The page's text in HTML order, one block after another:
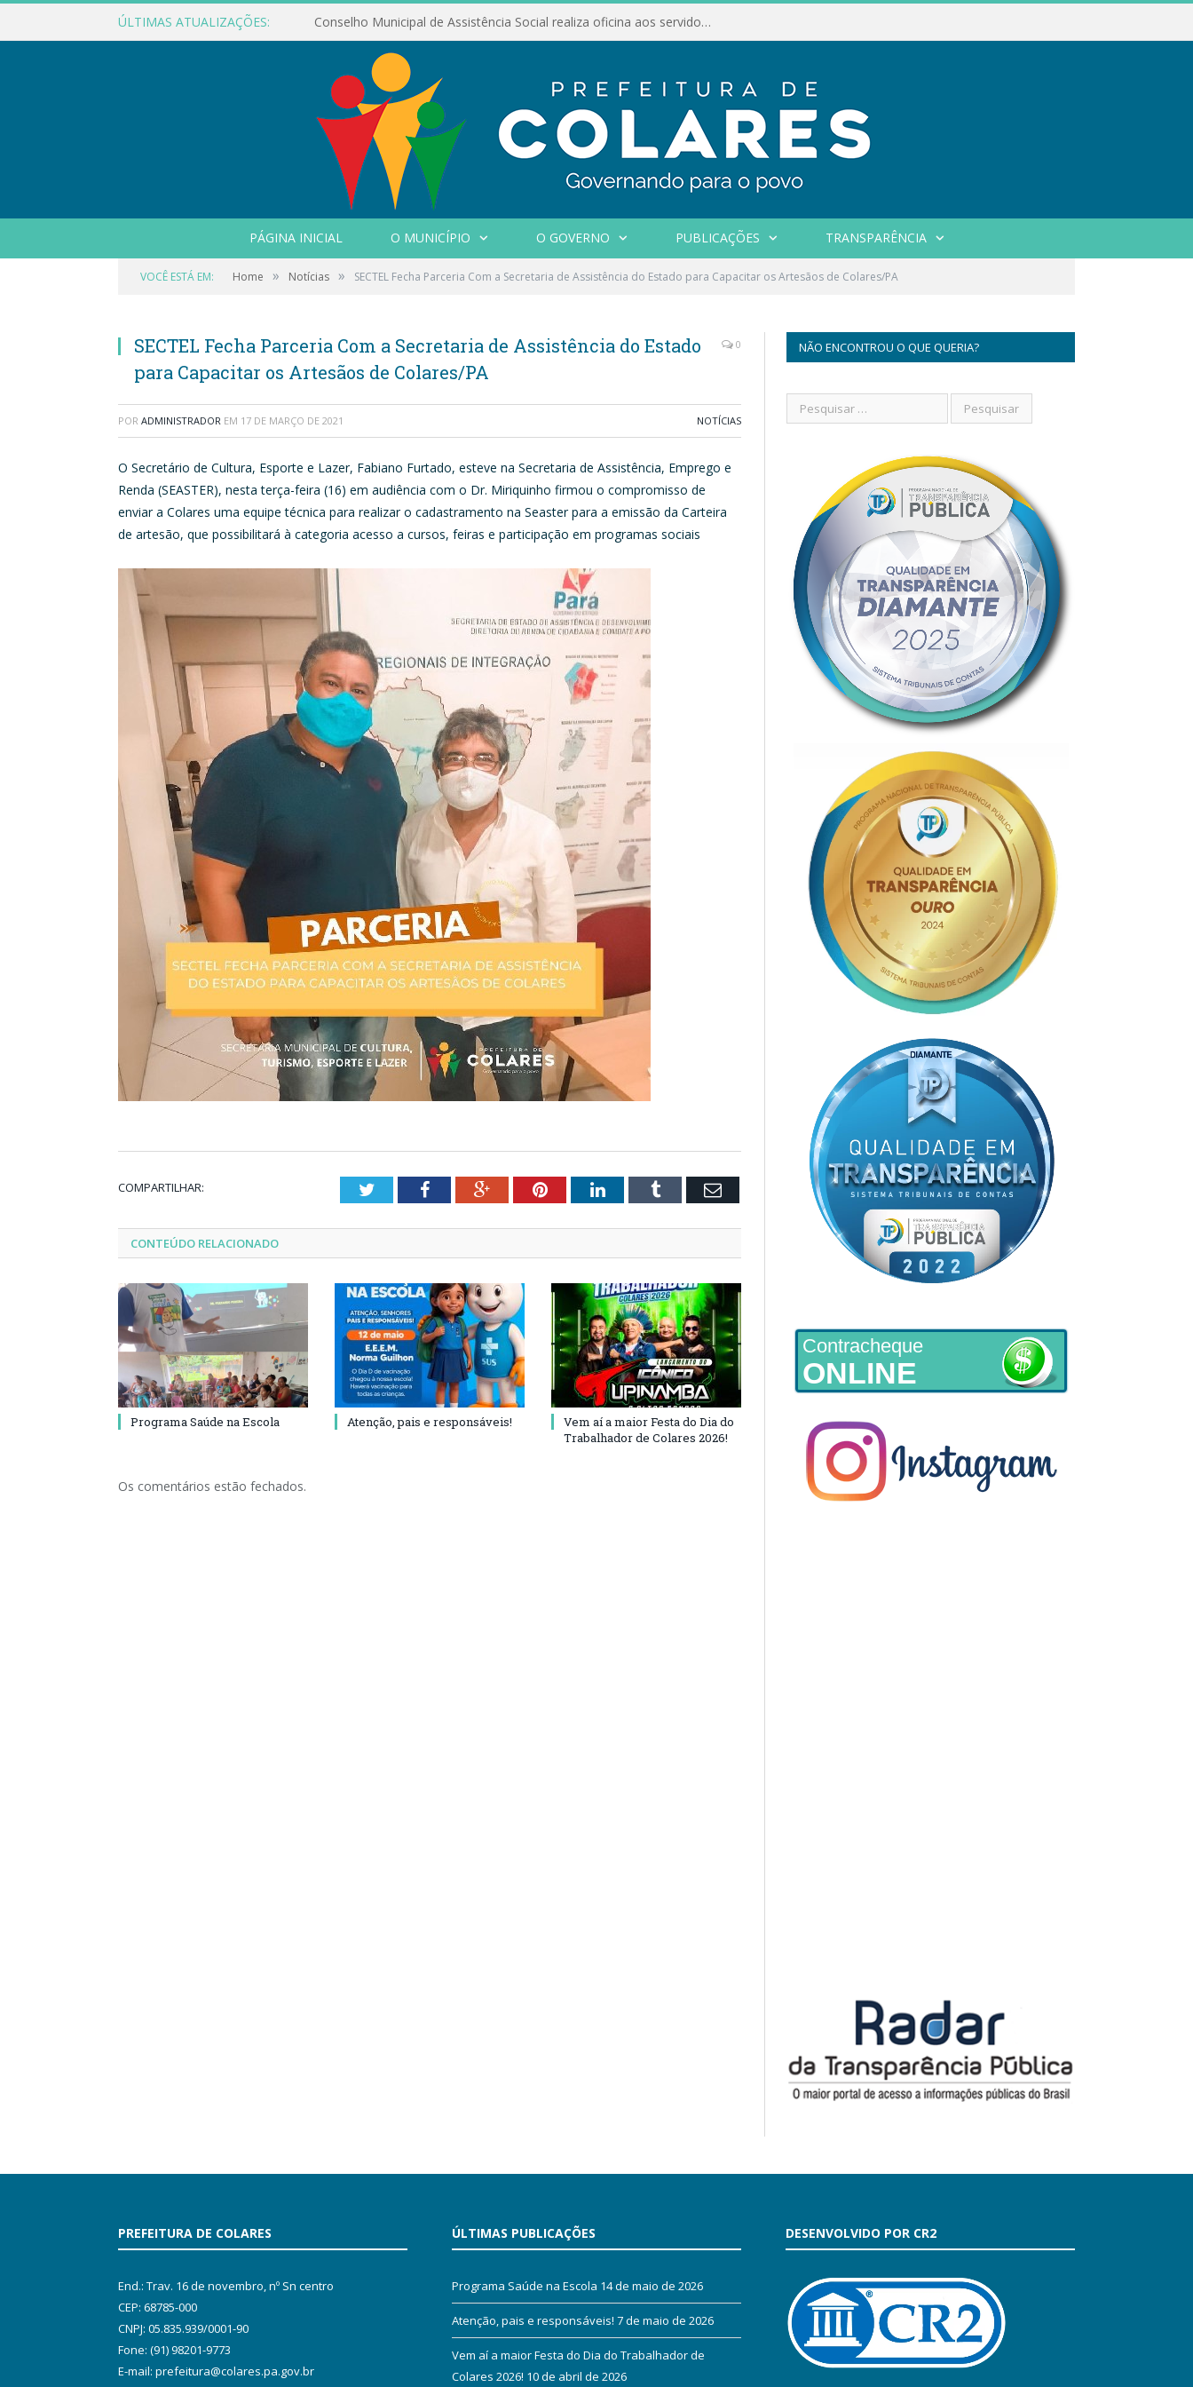
ÚLTIMAS ATUALIZAÇÕES: Conselho Municipal de Assistência Social realiza oficina aos servidores
PÁGINA INICIAL O MUNICÍPIO O GOVERNO PUBLICAÇÕES TRANSPARÊNCIA
VOCÊ ESTÁ EM: Home » Notícias » SECTEL Fecha Parceria Com a Secretaria de Assistência do Estado para Capacitar os Artesãos de Colares/PA
SECTEL Fecha Parceria Com a Secretaria de Assistência do Estado
para Capacitar os Artesãos de Colares/PA
0
POR ADMINISTRADOR EM 17 DE MARÇO DE 2021 NOTÍCIAS
O Secretário de Cultura, Esporte e Lazer, Fabiano Furtado, esteve na Secretaria de Assistência, Emprego e
Renda (SEASTER), nesta terça-feira (16) em audiência com o Dr. Miriquinho firmou o compromisso de
enviar a Colares uma equipe técnica para realizar o cadastramento na Seaster para a emissão da Carteira
de artesão, que possibilitará à categoria acesso a cursos, feiras e participação em programas sociais
COMPARTILHAR: TwitterFacebookGoogle+PinterestLinkedInTumblr Email
CONTEÚDO RELACIONADO
Programa Saúde na Escola Atenção, pais e responsáveis!
Vem aí a maior Festa do Dia do
Trabalhador de Colares 2026!
Os comentários estão fechados.
NÃO ENCONTROU O QUE QUERIA?
Contracheque
ONLINE
PREFEITURA DE COLARES
End.: Trav. 16 de novembro, nº Sn centro
CEP: 68785-000
CNPJ: 05.835.939/0001-90
Fone: (91) 98201-9773
E-mail: prefeitura@colares.pa.gov.br
ÚLTIMAS PUBLICAÇÕES
Programa Saúde na Escola 14 de maio de 2026
Atenção, pais e responsáveis! 7 de maio de 2026
Vem aí a maior Festa do Dia do Trabalhador de
Colares 2026! 10 de abril de 2026
DESENVOLVIDO POR CR2